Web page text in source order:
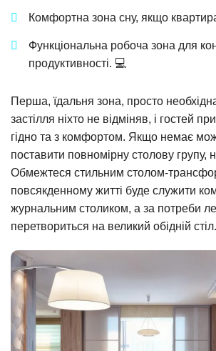
Комфортна зона сну, якщо
Функціональна робоча зона для
продуктивності. 💻
Перша, їдальня зона, просто
застілля ніхто не відміняв, і гостей
гідно та з комфортом. Якщо немає
поставити повномірну столову групу,
Обмежтеся стильним столом-
повсякденному житті буде служити
журнальним столиком, а за потреби
перетвориться на великий обідній стіл.